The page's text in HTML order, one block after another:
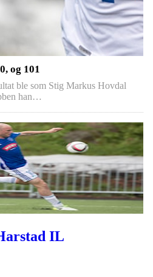
og 101
ble som Stig Markus Hovdal
han…
IL